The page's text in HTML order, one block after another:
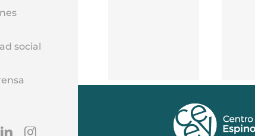
social
LinkedinInstagram